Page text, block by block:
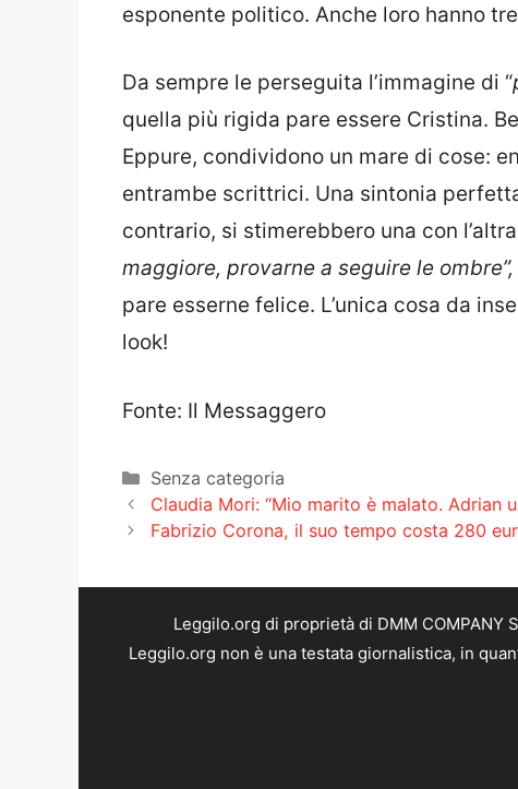
esponente politico. Anche loro hanno
Da sempre le perseguita l’immagine di “
quella più rigida pare essere Cristina.
Eppure, condividono un mare di cose:
entrambe scrittrici. Una sintonia
contrario, si stimerebbero una con
maggiore, provarne a seguire le ombre”,
pare esserne felice. L’unica cosa da
look!
Fonte: Il Messaggero
Categorie
Senza categoria
Claudia Mori: “Mio marito è malato. Adrian
Fabrizio Corona, il suo tempo costa 280
Leggilo.org di proprietà di DMM COMPANY
Leggilo.org non è una testata giornalistica, in